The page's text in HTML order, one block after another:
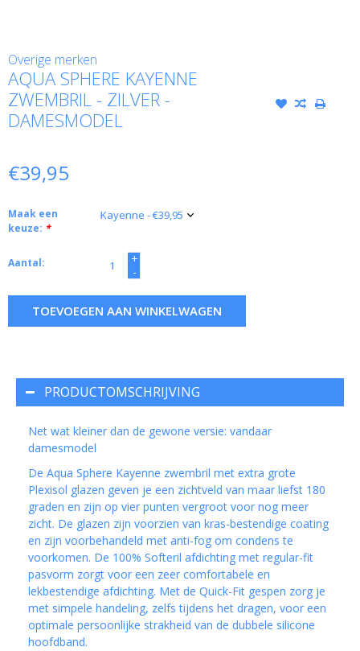
Overige merken
AQUA SPHERE KAYENNE
ZWEMBRIL - ZILVER -
DAMESMODEL
€39,95
Maak een
keuze: *
Aantal:
+
-
TOEVOEGEN AAN WINKELWAGEN
PRODUCTOMSCHRIJVING
Net wat kleiner dan de gewone versie: vandaar
damesmodel
De Aqua Sphere Kayenne zwembril met extra grote
Plexisol glazen geven je een zichtveld van maar liefst 180
graden en zijn op vier punten vergroot voor nog meer
zicht. De glazen zijn voorzien van kras-bestendige coating
en zijn voorbehandeld met anti-fog om condens te
voorkomen. De 100% Softeril afdichting met regular-fit
pasvorm zorgt voor een zeer comfortabele en
lekbestendige afdichting. Met de Quick-Fit gespen zorg je
met simpele handeling, zelfs tijdens het dragen, voor een
optimale persoonlijke strakheid van de dubbele silicone
hoofdband.